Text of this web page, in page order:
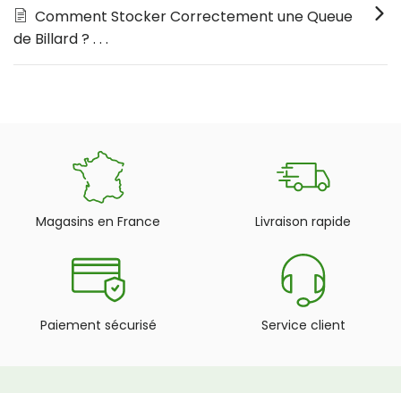
Comment Stocker Correctement une Queue
de Billard ? . . .
Magasins en France Livraison rapide
Paiement sécurisé Service client